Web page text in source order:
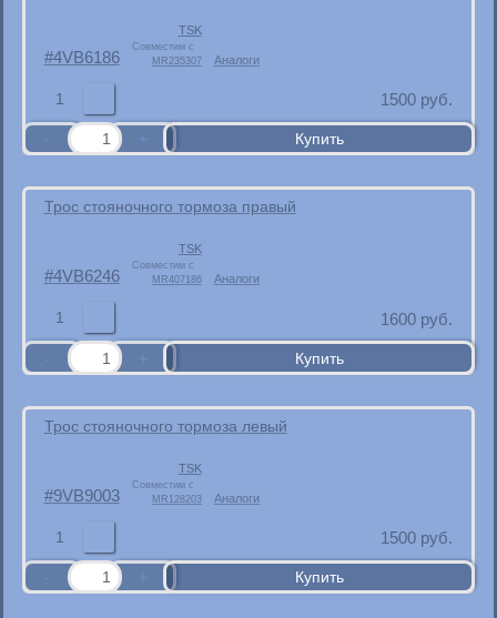
4VB6186
TSK
Совместим с
MR235307
Аналоги
1 1500 руб.
Трос стояночного тормоза правый
4VB6246
TSK
Совместим с
MR407186
Аналоги
1 1600 руб.
Трос стояночного тормоза левый
9VB9003
TSK
Совместим с
MR128203
Аналоги
1 1500 руб.